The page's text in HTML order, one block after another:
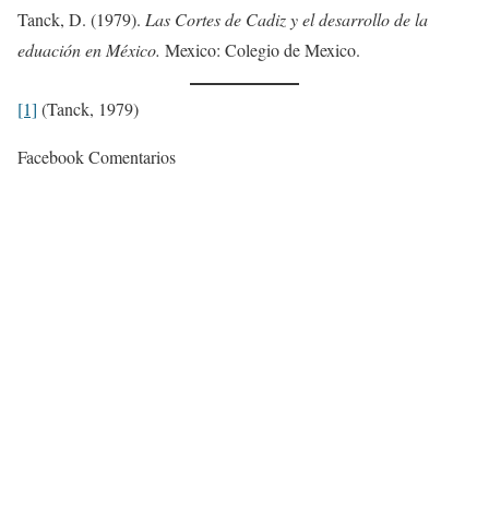
Tanck, D. (1979). Las Cortes de Cadiz y el desarrollo de la
eduación en México. Mexico: Colegio de Mexico.
[1] (Tanck, 1979)
Facebook Comentarios